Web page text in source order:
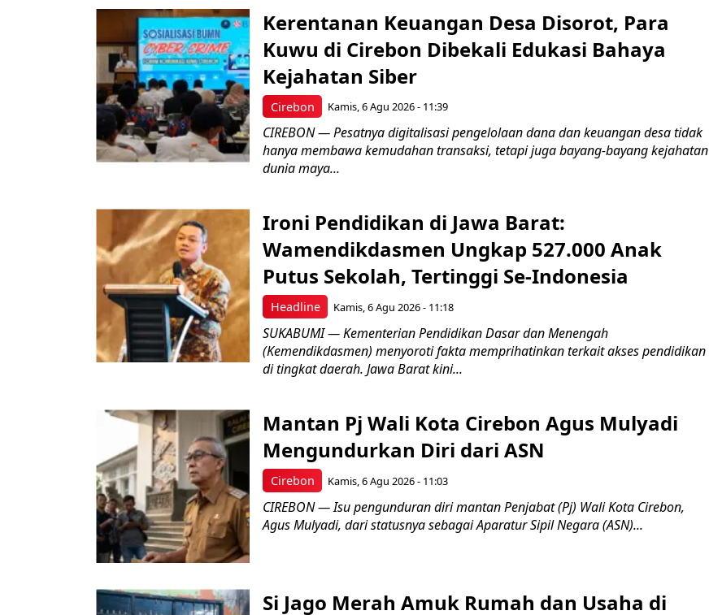
Cirebon
Kerentanan Keuangan Desa Disorot, Para
Kuwu di Cirebon Dibekali Edukasi Bahaya
Kejahatan Siber
Kamis, 6 Agu 2026 - 11:39
CIREBON — Pesatnya digitalisasi pengelolaan dana dan keuangan desa tidak
hanya membawa kemudahan transaksi, tetapi juga bayang-bayang kejahatan
dunia maya...
Headline
Ironi Pendidikan di Jawa Barat:
Wamendikdasmen Ungkap 527.000 Anak
Putus Sekolah, Tertinggi Se-Indonesia
Kamis, 6 Agu 2026 - 11:18
SUKABUMI — Kementerian Pendidikan Dasar dan Menengah
(Kemendikdasmen) menyoroti fakta memprihatinkan terkait akses pendidikan
di tingkat daerah. Jawa Barat kini...
Cirebon
Mantan Pj Wali Kota Cirebon Agus Mulyadi
Mengundurkan Diri dari ASN
Kamis, 6 Agu 2026 - 11:03
CIREBON — Isu pengunduran diri mantan Penjabat (Pj) Wali Kota Cirebon,
Agus Mulyadi, dari statusnya sebagai Aparatur Sipil Negara (ASN)...
Si Jago Merah Amuk Rumah dan Usaha di